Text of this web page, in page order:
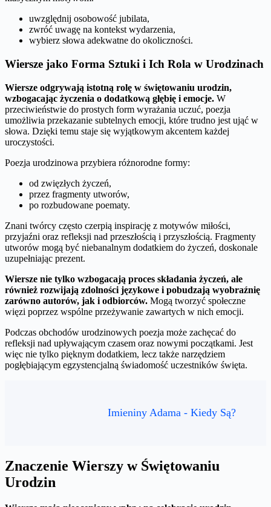
uwzględnij osobowość jubilata,
zwróć uwagę na kontekst wydarzenia,
wybierz słowa adekwatne do okoliczności.
Wiersze jako Forma Sztuki i Ich Rola w Urodzinach
Wiersze odgrywają istotną rolę w świętowaniu urodzin,
wzbogacając życzenia o dodatkową głębię i emocje. W
przeciwieństwie do prostych form wyrażania uczuć, poezja
umożliwia przekazanie subtelnych emocji, które trudno jest ująć w
słowa. Dzięki temu staje się wyjątkowym akcentem każdej
uroczystości.
Poezja urodzinowa przybiera różnorodne formy:
od zwięzłych życzeń,
przez fragmenty utworów,
po rozbudowane poematy.
Znani twórcy często czerpią inspirację z motywów miłości,
przyjaźni oraz refleksji nad przeszłością i przyszłością. Fragmenty
utworów mogą być niebanalnym dodatkiem do życzeń, doskonale
uzupełniając prezent.
Wiersze nie tylko wzbogacają proces składania życzeń, ale
również rozwijają zdolności językowe i pobudzają wyobraźnię
zarówno autorów, jak i odbiorców. Mogą tworzyć społeczne
więzi poprzez wspólne przeżywanie zawartych w nich emocji.
Podczas obchodów urodzinowych poezja może zachęcać do
refleksji nad upływającym czasem oraz nowymi początkami. Jest
więc nie tylko pięknym dodatkiem, lecz także narzędziem
pogłębiającym egzystencjalną świadomość uczestników święta.
Imieniny Adama - Kiedy Są?
Znaczenie Wierszy w Świętowaniu
Urodzin